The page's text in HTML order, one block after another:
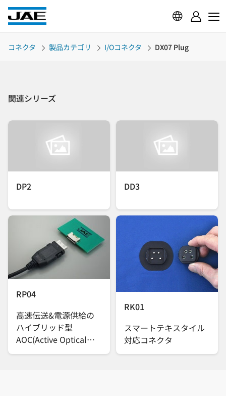
コネクタ 製品カテゴリ I/Oコネクタ DX07 Plug
関連シリーズ
DP2 DD3
RP04
高速伝送&電源供給の
ハイブリッド型
AOC(Active Optical
Cable)
RK01
スマートテキスタイル
対応コネクタ